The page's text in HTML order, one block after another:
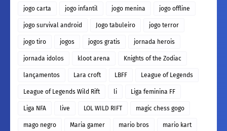
jogo carta jogo infantil jogo menina jogo offline
jogo survival android Jogo tabuleiro jogo terror
jogo tiro jogos jogos gratis jornada herois
jornada idolos kloot arena Knights of the Zodiac
lançamentos Lara croft LBFF League of Legends
League of Legends Wild Rift li Liga feminina FF
Liga NFA live LOL WILD RIFT magic chess gogo
mago negro Maria gamer mario bros mario kart